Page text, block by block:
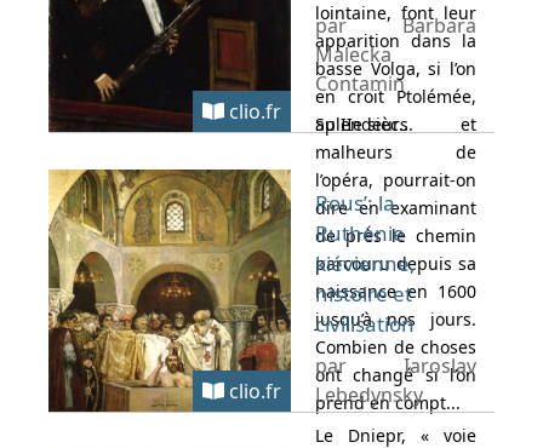
lointaine, font leur
apparition dans la
basse Volga, si l’on
en croit Ptolémée,
au IIe sièc...
clio.fr
par Barbara
Malecka
Contamin
Splendeurs et
malheurs de
l’opéra, pourrait-on
dire en examinant
de près le chemin
parcouru depuis sa
naissance en 1600
jusqu’à nos jours.
Combien de choses
ont changé si l’on
prend en compt...
clio.fr
Rous’: la
Ruthénie
kiévienne,
histoire et
civilisation
par Iaroslav
Lebedynsky
Le Dniepr, « voie